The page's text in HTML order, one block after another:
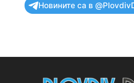
Новините са в